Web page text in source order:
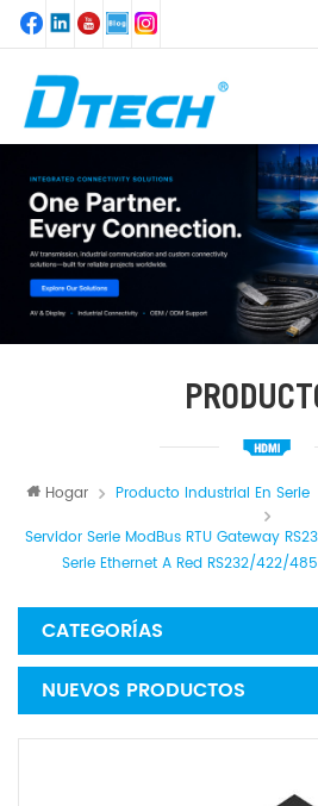
Hogar Producto Industrial En Serie
Servidor Serie ModBus RTU Gateway
Serie Ethernet A Red RS232/422/
CATEGORÍAS
NUEVOS PRODUCTOS